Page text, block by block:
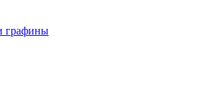
графины